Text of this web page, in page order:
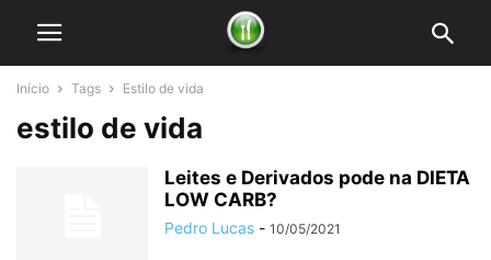
Início Tags Estilo de vida
estilo de vida
Leites e Derivados pode na DIETA
LOW CARB?
Pedro Lucas - 10/05/2021